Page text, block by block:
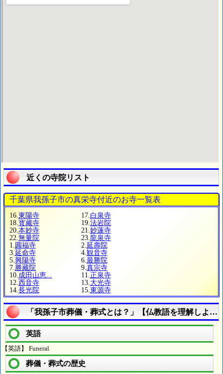
近くの寺院リスト
千葉県我孫子市の真栄寺付近のお寺一覧表
16. 東陽寺 17. 白泉寺
18. 寳藏寺 19. 法岩院
20. 本妙寺 21. 妙蓮寺
22. 無量院 23. 龍泉寺
1.
圓福寺 2. 延壽院
3. 延命寺 4. 観音寺
5. 興陽寺 6. 最勝院
7. 勝藏院 9. 真宗寺
10. 成田山恵... 11. 正泉寺
12. 西音寺 13. 大光寺
14. 長光院 15. 東源寺
「我孫子市葬儀・葬式とは？」【仏教語を理解しよう
英語
【英語】 Funeral
葬儀・葬式の歴史